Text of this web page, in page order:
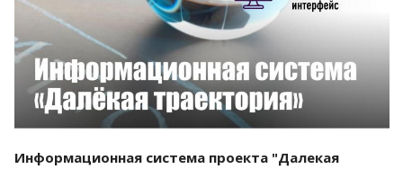
Информационная система проекта "Далекая